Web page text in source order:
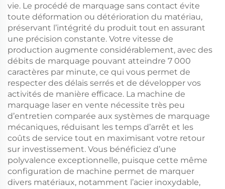
vie. Le procédé de marquage sans contact évite
toute déformation ou détérioration du matériau,
préservant l’intégrité du produit tout en assurant
une précision constante. Votre vitesse de
production augmente considérablement, avec des
débits de marquage pouvant atteindre 7 000
caractères par minute, ce qui vous permet de
respecter des délais serrés et de développer vos
activités de manière efficace. La machine de
marquage laser en vente nécessite très peu
d’entretien comparée aux systèmes de marquage
mécaniques, réduisant les temps d’arrêt et les
coûts de service tout en maximisant votre retour
sur investissement. Vous bénéficiez d’une
polyvalence exceptionnelle, puisque cette même
configuration de machine permet de marquer
divers matériaux, notamment l’acier inoxydable,